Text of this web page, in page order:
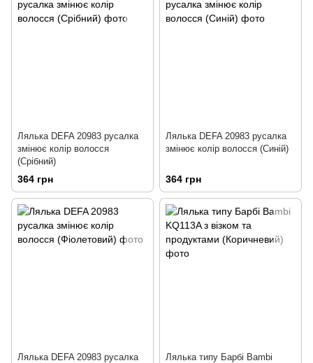
Лялька DEFA 20983 русалка
змінює колір волосся
(Срібний)
364 грн
Лялька DEFA 20983 русалка
змінює колір волосся (Синій)
364 грн
Лялька DEFA 20983 русалка
Лялька типу Барбі Bambi